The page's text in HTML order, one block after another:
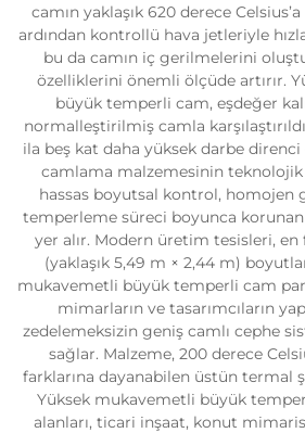
camın yaklaşık 620 derece Celsius’a
ardından kontrollü hava jetleriyle
bu da camın iç gerilmelerini
özelliklerini önemli ölçüde artırır.
büyük temperli cam, eşdeğer
normalleştirilmiş camla
ila beş kat daha yüksek darbe
camlama malzemesinin teknolojik
hassas boyutsal kontrol, homojen
temperleme süreci boyunca
yer alır. Modern üretim tesisleri, en
(yaklaşık 5,49 m × 2,44 m)
mukavemetli büyük temperli cam
mimarların ve tasarımcıların
zedelemeksizin geniş camlı cephe
sağlar. Malzeme, 200 derece
farklarına dayanabilen üstün termal
Yüksek mukavemetli büyük
alanları, ticari inşaat, konut